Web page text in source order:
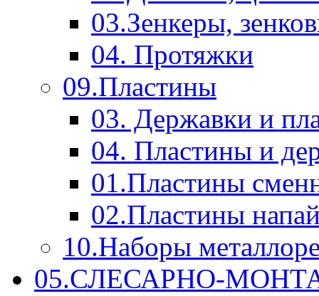
03.Зенкеры,
04. Протяжки
09.Пластины
03. Державки и
04. Пластины и
01.Пластины
02.Пластины
10.Наборы
05.СЛЕСАРНО-